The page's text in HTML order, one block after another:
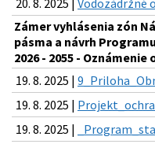
Zámer vyhlásenia zón
pásma a návrh
2026 - 2055 -
19. 8. 2025 |
19. 8. 2025 |
19. 8. 2025 |